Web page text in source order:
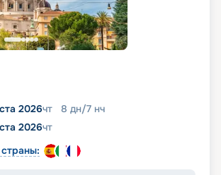
2026чт 8 дн/7 нч
2026чт